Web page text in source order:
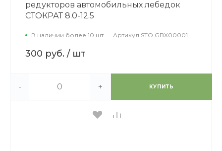
редукторов автомобильных лебедок
СТОКРАТ 8.0-12.5
В наличии более 10 шт. Артикул STO GBX00001
300 руб. / шт
- + КУПИТЬ